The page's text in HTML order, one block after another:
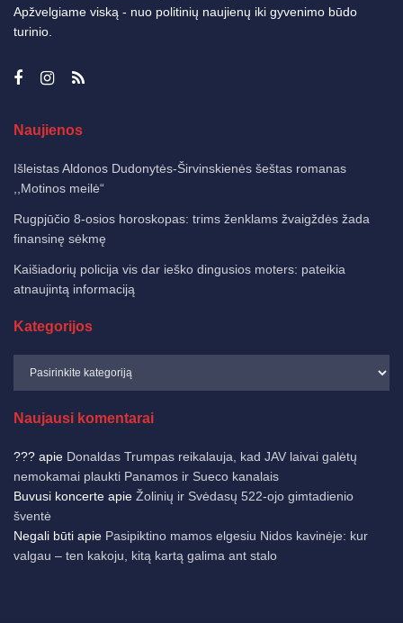
Apžvelgiame viską - nuo politinių naujienų iki gyvenimo būdo
turinio.
Naujienos
Išleistas Aldonos Dudonytės-Širvinskienės šeštas romanas
,,Motinos meilė“
Rugpjūčio 8-osios horoskopas: trims ženklams žvaigždės žada
finansinę sėkmę
Kaišiadorių policija vis dar ieško dingusios moters: pateikia
atnaujintą informaciją
Kategorijos
Naujausi komentarai
??? apie Donaldas Trumpas reikalauja, kad JAV laivai galėtų
nemokamai plaukti Panamos ir Sueco kanalais
Buvusi koncerte apie Žolinių ir Svėdasų 522-ojo gimtadienio
šventė
Negali būti apie Pasipiktino mamos elgesiu Nidos kavinėje: kur
valgau – ten kakoju, kitą kartą galima ant stalo